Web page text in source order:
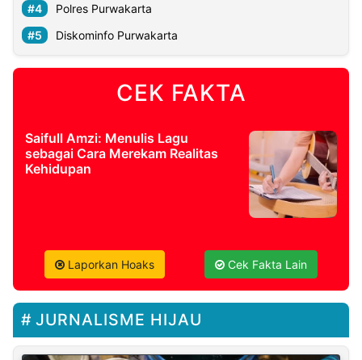
Polres Purwakarta
Diskominfo Purwakarta
CEK FAKTA
Saifull Amzi: Menulis Lagu
sebagai Cara Merekam Realitas
Kehidupan
Laporkan Hoaks Cek Fakta Lain
JURNALISME HIJAU